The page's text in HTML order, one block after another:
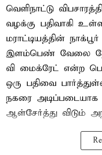
வெளிநாட்டு
வழக்கு பதிவாகி
மராட்டியத்தின்
இளம்பெண் வேலை
வி மைக்ரேட் என்ற
ஒரு பதிவை
நகரை
ஆள்சேர்த்து விடும்